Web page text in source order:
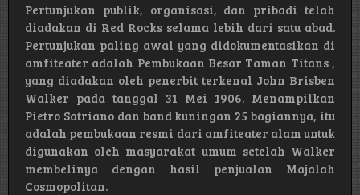
Pertunjukan publik, organisasi, dan pribadi telah
diadakan di Red Rocks selama lebih dari satu abad.
Pertunjukan paling awal yang didokumentasikan di
amfiteater adalah Pembukaan Besar Taman Titans ,
yang diadakan oleh penerbit terkenal John Brisben
Walker pada tanggal 31 Mei 1906. Menampilkan
Pietro Satriano dan band kuningan 25 bagiannya, itu
adalah pembukaan resmi dari amfiteater alam untuk
digunakan oleh masyarakat umum setelah Walker
membelinya dengan hasil penjualan Majalah
Cosmopolitan.